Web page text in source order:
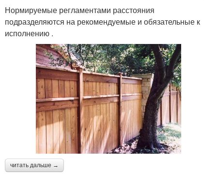
Нормируемые регламентами расстояния
подразделяются на рекомендуемые и обязательные к
исполнению .
читать дальше →